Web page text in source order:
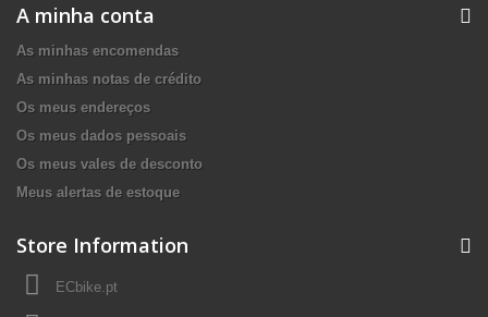
A minha conta
As minhas encomendas
As minhas notas de crédito
Os meus endereços
Os meus dados pessoais
Os meus vales de desconto
Meus alertas de estoque
Store Information
ECbike.pt